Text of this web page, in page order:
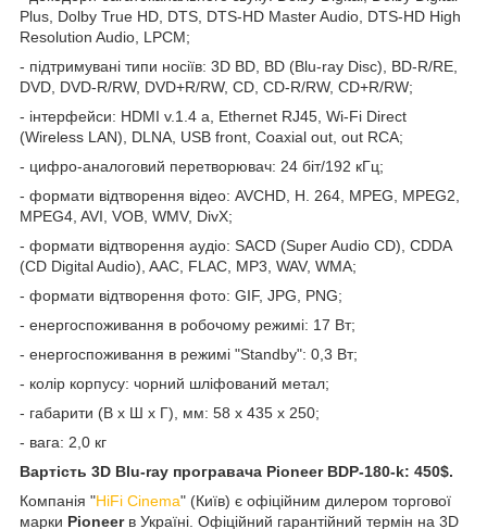
Plus, Dolby True HD, DTS, DTS-HD Master Audio, DTS-HD High
Resolution Audio, LPCM;
- підтримувані типи носіїв: 3D BD, BD (Blu-ray Disc), BD-R/RE,
DVD, DVD-R/RW, DVD+R/RW, CD, CD-R/RW, CD+R/RW;
- інтерфейси: HDMI v.1.4 a, Ethernet RJ45, Wi-Fi Direct
(Wireless LAN), DLNA, USB front, Coaxial out, out RCA;
- цифро-аналоговий перетворювач: 24 біт/192 кГц;
- формати відтворення відео: AVCHD, H. 264, MPEG, MPEG2,
MPEG4, AVI, VOB, WMV, DivX;
- формати відтворення аудіо: SACD (Super Audio CD), CDDA
(CD Digital Audio), AAC, FLAC, MP3, WAV, WMA;
- формати відтворення фото: GIF, JPG, PNG;
- енергоспоживання в робочому режимі: 17 Вт;
- енергоспоживання в режимі "Standby": 0,3 Вт;
- колір корпусу: чорний шліфований метал;
- габарити (В х Ш х Г), мм: 58 х 435 х 250;
- вага: 2,0 кг
Вартість 3D Blu-ray програвача Pioneer BDP-180-k: 450$.
Компанія "HiFi Cinema" (Київ) є офіційним дилером торгової
марки Pioneer в Україні. Офіційний гарантійний термін на 3D